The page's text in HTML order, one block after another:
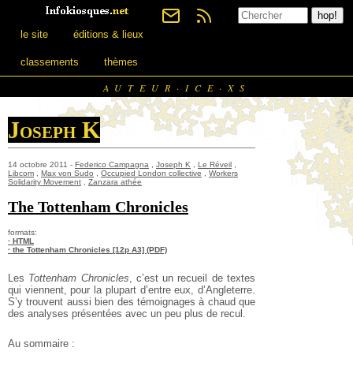
le site éditions & lieux
classements thèmes
AUTEUR·ICE·XS
Joseph K
14 octobre 2011 - Federico Campagna Joseph K Le Réveil
Libcom
Max von Sudo Occupied London collective
Workers
Solidarity Movement
Zanzara athée
The Tottenham Chronicles
formats:
· HTML
· the Tottenham Chronicles [12p A3] (PDF)
Les Tottenham Chronicles, c’est un recueil de textes
qui viennent, pour la plupart d’entre eux, d’Angleterre.
S’y trouvent aussi bien des témoignages à chaud que
des analyses présentées avec un peu plus de recul.
Au sommaire :